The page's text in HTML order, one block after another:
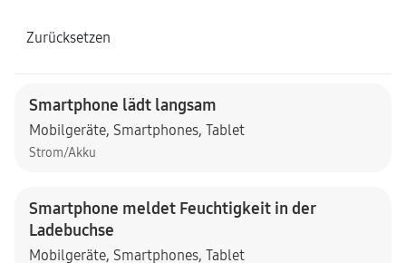
Zurücksetzen
Smartphone lädt langsam
Mobilgeräte, Smartphones, Tablet
Strom/Akku
Smartphone meldet Feuchtigkeit in der
Ladebuchse
Mobilgeräte, Smartphones, Tablet